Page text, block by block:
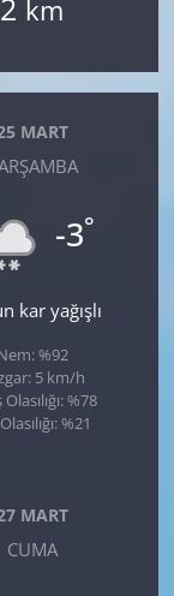
2 km
MART
-3°
kar yağışlı
%92
5 km/h
Olasılığı: %78
%21
MART
CUMA